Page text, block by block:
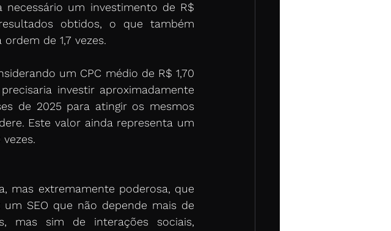
um investimento de R$
obtidos, o que também
de 1,7 vezes.
um CPC médio de R$ 1,70
investir aproximadamente
de 2025 para atingir os mesmos
Este valor ainda representa um
mas extremamente poderosa, que
SEO que não depende mais de
mas sim de interações sociais,